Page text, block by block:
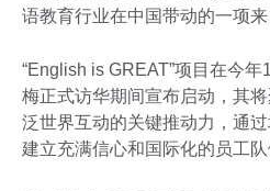
语教育行业在中国带动的一项
“English is GREAT”项目在今
梅正式访华期间宣布启动，其
泛世界互动的关键推动力，通
建立充满信心和国际化的员工队